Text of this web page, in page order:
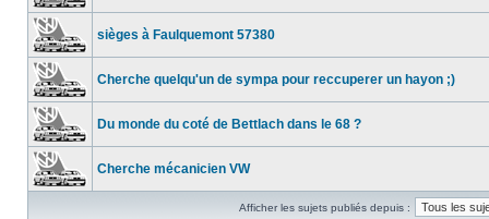
sièges à Faulquemont 57380
Cherche quelqu'un de sympa pour reccuperer un hayon ;)
Du monde du coté de Bettlach dans le 68 ?
Cherche mécanicien VW
Afficher les sujets publiés depuis :